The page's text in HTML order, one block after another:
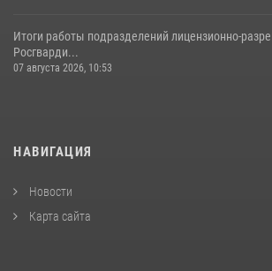
Итоги работы подразделений лицензионно-
Росгварди...
07 августа 2026, 10:53
НАВИГАЦИЯ
Новости
Карта сайта